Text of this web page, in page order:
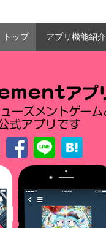
トップ アプリ機能紹介